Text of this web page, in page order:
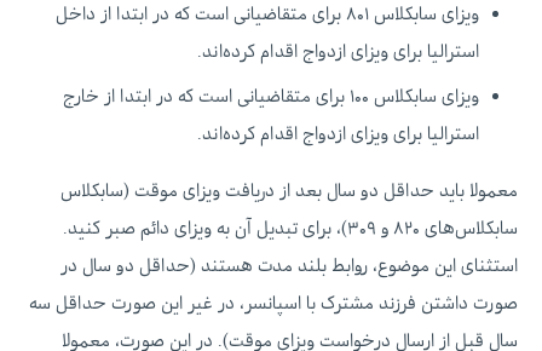
ویزای سابکلاس ۸۰۱ برای متقاضیانی است که در ابتدا از داخل
استرالیا برای ویزای ازدواج اقدام کرده‌اند.
ویزای سابکلاس ۱۰۰ برای متقاضیانی است که در ابتدا از خارج
استرالیا برای ویزای ازدواج اقدام کرده‌اند.
معمولا باید حداقل دو سال بعد از دریافت ویزای موقت (سابکلاس
سابکلاس‌های ۸۲۰ و ۳۰۹)، برای تبدیل آن به ویزای دائم صبر کنید.
استثنای این موضوع، روابط بلند مدت هستند (حداقل دو سال در
صورت داشتن فرزند مشترک با اسپانسر، در غیر این صورت حداقل سه
سال قبل از ارسال درخواست ویزای موقت). در این صورت، معمولا